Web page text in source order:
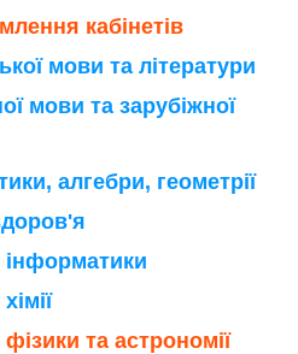
кабінетів
мови та літератури
мови та зарубіжної
алгебри, геометрії
інформатики
та астрономії